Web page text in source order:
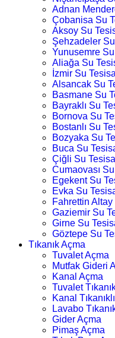
Adnan
Çobanisa Su
Aksoy Su
Şehzadeler
Yunusemre
Aliağa Su
İzmir Su
Alsancak Su
Basmane Su
Bayraklı Su
Bornova Su
Bostanlı Su
Bozyaka Su
Buca Su
Çiğli Su
Cumaovası
Egekent Su
Evka Su
Fahrettin
Gaziemir Su
Girne Su
Göztepe Su
Tıkanık Açma
Tuvalet Açma
Mutfak Gideri
Kanal Açma
Tuvalet
Kanal
Lavabo
Gider Açma
Pimaş Açma